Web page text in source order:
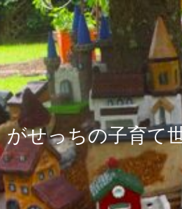
がせっちの子育て